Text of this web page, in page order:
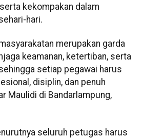
kekompakan dalam
hari.
merupakan garda
keamanan, ketertiban, serta
setiap pegawai harus
disiplin, dan penuh
Maulidi di Bandarlampung,
seluruh petugas harus